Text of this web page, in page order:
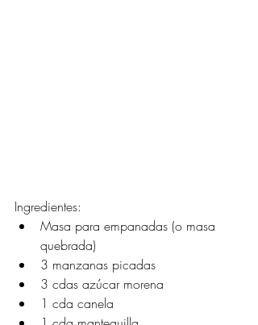
Ingredientes:
Masa para empanadas (o masa
quebrada)
3 manzanas picadas
3 cdas azúcar morena
1 cda canela